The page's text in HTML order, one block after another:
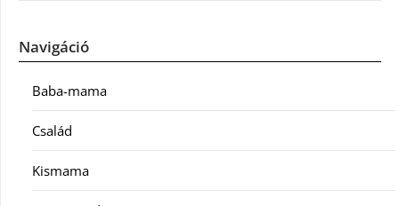
Navigáció
Baba-mama
Család
Kismama